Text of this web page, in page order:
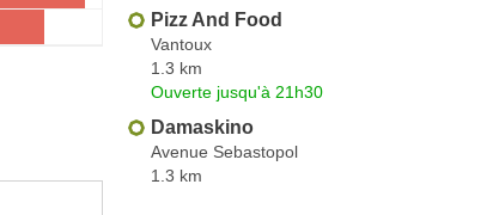
Pizz And Food
Vantoux
1.3 km
Ouverte jusqu'à 21h30
Damaskino
Avenue Sebastopol
1.3 km